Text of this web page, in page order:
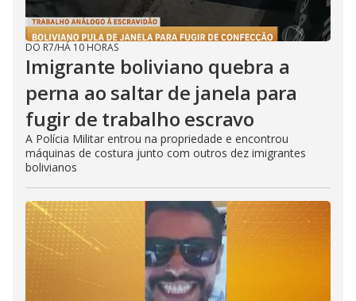
DO R7/HÁ 10 HORAS
Imigrante boliviano quebra a
perna ao saltar de janela para
fugir de trabalho escravo
A Polícia Militar entrou na propriedade e encontrou
máquinas de costura junto com outros dez imigrantes
bolivianos